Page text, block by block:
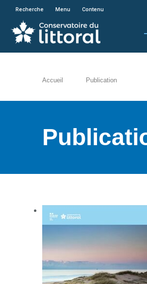
En poursuivant
Recherche Menu Contenu
Accueil Publication